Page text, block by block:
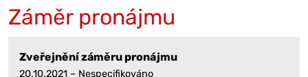
Záměr pronájmu
Zveřejnění záměru pronájmu
20.10.2021 – Nespecifikováno